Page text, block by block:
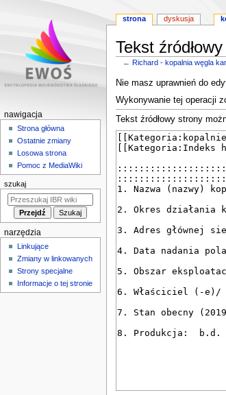
Tekst
← Richard - kopalnia węgla
Przejdź
do
nawigacji
Przejdź
do
wyszukiwania
Nie masz uprawnień do
Wykonywanie tej operacji
Tekst źródłowy strony
M
n
a
w
i
g
j
strona dyskusja
nawigacja
Strona główna
Ostatnie zmiany
Losowa strona
Pomoc z MediaWiki
szukaj
narzędzia
Linkujące
Zmiany w linkowanych
Strony specjalne
Informacje o tej stronie